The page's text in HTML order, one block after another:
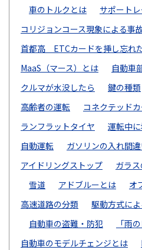
車のトルクとは
サポート
コリジョンコース現象による事
首都高 ETCカードを挿し忘れ
MaaS（マース）とは
自動車
クルマが水没したら
鍵の種類
高齢者の運転
コネクテッド
ランフラットタイヤ
運転中
自動運転
ガソリンの入れ間
アイドリングストップ
ガラ
雪道
アドブルーとは オ
高速道路の分類
駆動方式によ
自動車の盗難・防犯
「雨
自動車のモデルチェンジとは